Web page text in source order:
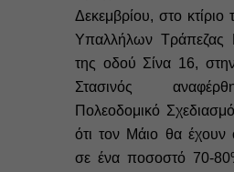
Δεκεμβρίου, στο κτίριο
Υπαλλήλων Τράπεζας
της οδού Σίνα 16,
Στασινός
Πολεοδομικό
ότι τον Μάιο θα έχουν
σε ένα ποσοστό 70-